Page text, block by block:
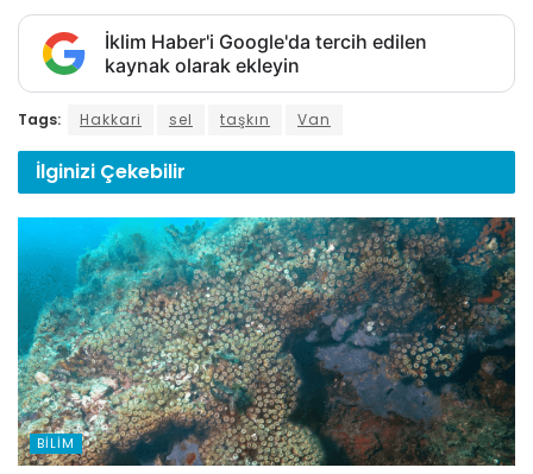
İklim Haber'i Google'da tercih edilen
kaynak olarak ekleyin
Tags: Hakkari sel taşkın Van
İlginizi Çekebilir
BILIM